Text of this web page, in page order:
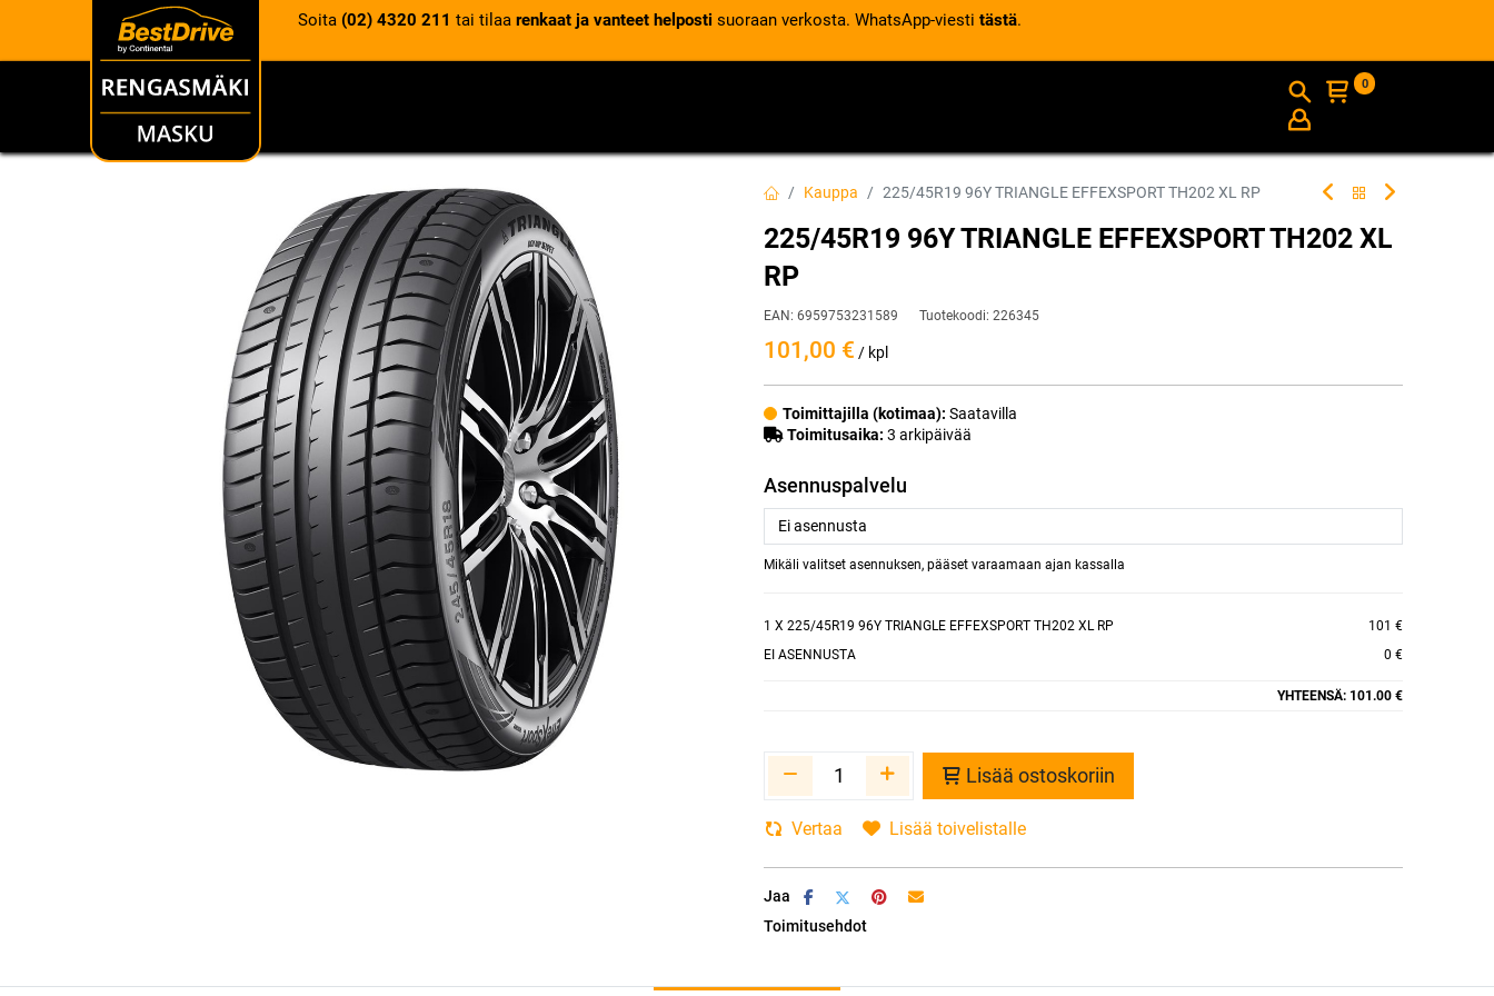
Soita (02) 4320 211 tai tilaa renkaat ja vanteet helposti suoraan verkosta. WhatsApp-viesti tästä.
RENKAAT INFO
0
Kauppa 225/45R19 96Y TRIANGLE EFFEXSPORT TH202 XL RP
225/45R19 96Y TRIANGLE EFFEXSPORT TH202 XL
RP
EAN: 6959753231589 Tuotekoodi: 226345
101,00 € / kpl
Toimittajilla (kotimaa): Saatavilla
Toimitusaika: 3 arkipäivää
Asennuspalvelu
Mikäli valitset asennuksen, pääset varaamaan ajan kassalla
1 X 225/45R19 96Y TRIANGLE EFFEXSPORT TH202 XL RP
101 €
EI ASENNUSTA
0 €
YHTEENSÄ: 101.00 €
Lisää ostoskoriin
Vertaa Lisää toivelistalle
Jaa
Toimitusehdot